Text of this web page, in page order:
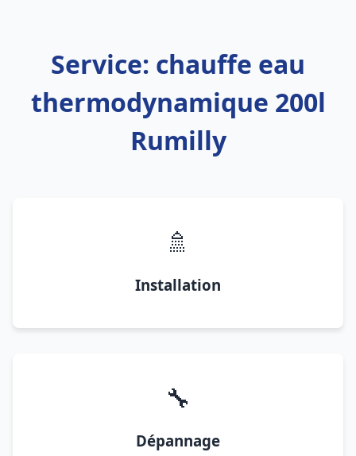
Service: chauffe eau
thermodynamique 200l
Rumilly
🚿
Installation
🔧
Dépannage